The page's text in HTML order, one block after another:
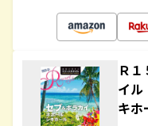
Ｒ
イ
キ